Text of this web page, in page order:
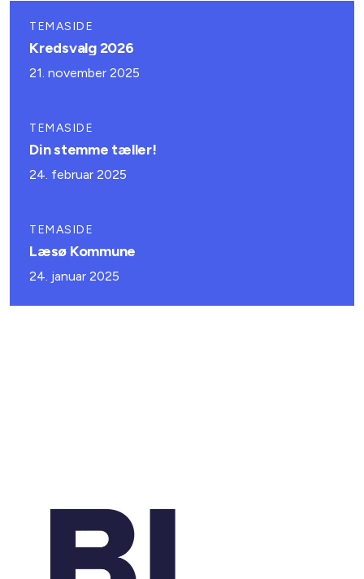
TEMASIDE
Kredsvalg 2026
21. november 2025
TEMASIDE
Din stemme tæller!
24. februar 2025
TEMASIDE
Læsø Kommune
24. januar 2025